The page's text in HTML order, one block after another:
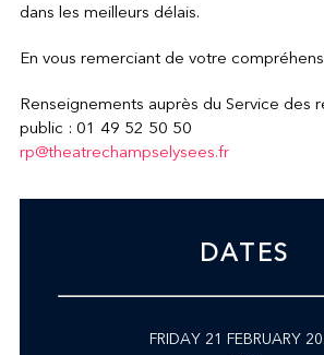
dans les meilleurs délais.
En vous remerciant de votre
Renseignements auprès du Service des
public : 01 49 52 50 50
rp@theatrechampselysees.fr
DATES
FRIDAY 21 FEBRUARY